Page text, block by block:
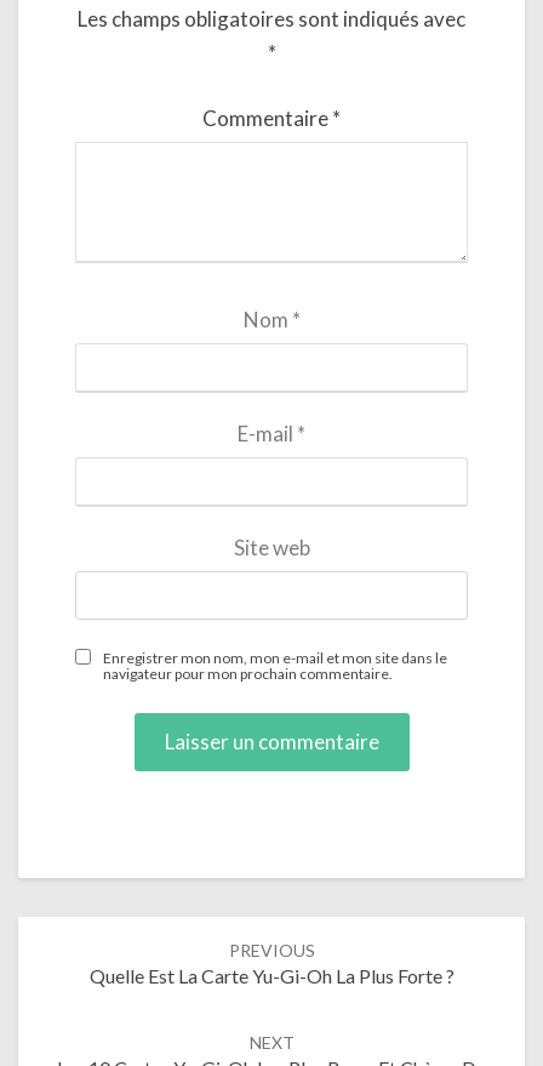
Les champs obligatoires sont indiqués avec
*
Commentaire*
Nom *
E-mail *
Site web
Enregistrer mon nom, mon e-mail et mon site dans le
navigateur pour mon prochain commentaire.
PREVIOUS
Quelle Est La Carte Yu-Gi-Oh La Plus Forte ?
NEXT